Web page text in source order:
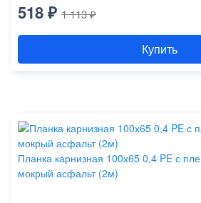
518 ₽ 1 113 ₽
Купить
Планка карнизная 100х65 0,4 PE с
мокрый асфальт (2м)